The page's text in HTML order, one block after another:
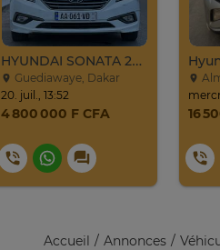
HYUNDAI SONATA 2016
Guediawaye, Dakar
20. juil., 13:52
4 800 000 F CFA 16
Accueil Annonces